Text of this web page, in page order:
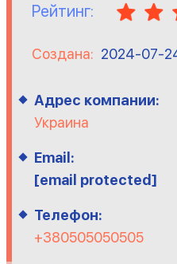
Рейтинг:
Создана: 2024-07-
Адрес компании:
Украина
Email:
[email protected]
Телефон:
+380505050505